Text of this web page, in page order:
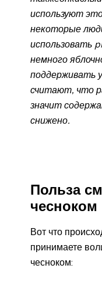
используют
некоторые
использовать
немного
поддерживать
считают, что
значит
снижено.
Польза
чесноком
Вот что
принимаете
чесноком: